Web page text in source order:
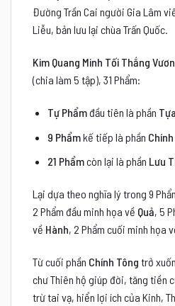
Đường Trần Cai người Gia Lâm
Liễu, bản lưu lại chùa Trấn Quốc.
Kim Quang Minh Tối Thắng
(chia làm 5 tập), 31 Phẩm:
Tự Phẩmđầu tiên là phần Tựa
9 Phẩmkế tiếp là phần
21 Phẩmcòn lại là phần Lưu
Lại dựa theo nghĩa lý trong 9
2 Phẩm đầu minh họa về Quả, 5
về Hành, 2 Phẩm cuối minh họa
Từ cuối phần Chính Tông trở
chư Thiên hộ giúp đời, tăng tiền
trừ tai vạ, hiển lợi ích của Kinh,